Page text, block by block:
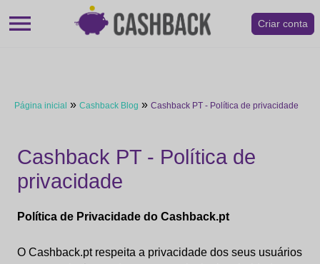
menu Criar conta
Página inicial » Cashback Blog » Cashback PT - Política de privacidade
Cashback PT - Política de
privacidade
Política de Privacidade do Cashback.pt
O Cashback.pt respeita a privacidade dos seus usuários